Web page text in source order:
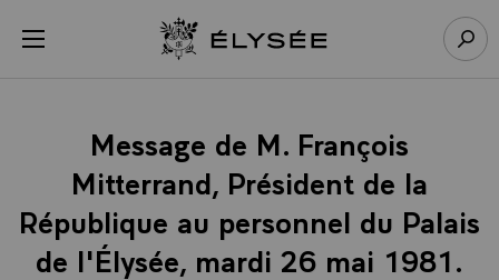
menu Retour à l’accueil Élysée
Message de M. François
Mitterrand, Président de la
République au personnel du Palais
de l'Élysée, mardi 26 mai 1981.
Panneau de gestion des cookies